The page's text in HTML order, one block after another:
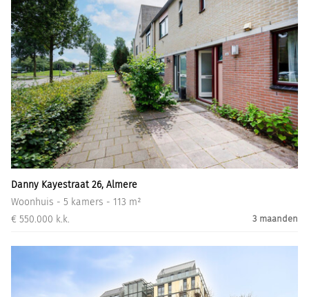
Danny Kayestraat 26, Almere
Woonhuis - 5 kamers - 113 m²
€ 550.000 k.k.
3 maanden